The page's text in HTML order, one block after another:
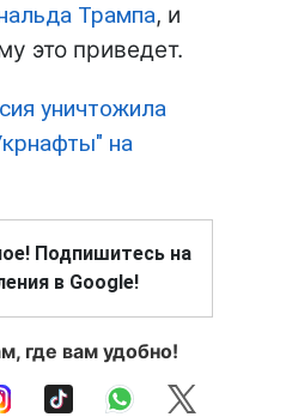
Трампа, и
это приведет.
уничтожила
на
Подпишитесь на
в Google!
где вам удобно!